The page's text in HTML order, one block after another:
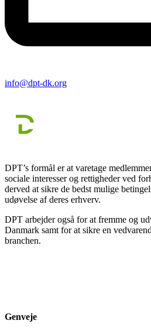
info@dpt-dk.org
DPT’s formål er at varetage
sociale interesser og rettigheder ved
derved at sikre de bedst mulige
udøvelse af deres erhverv.
DPT arbejder også for at fremme og
Danmark samt for at sikre en
branchen.
Genveje